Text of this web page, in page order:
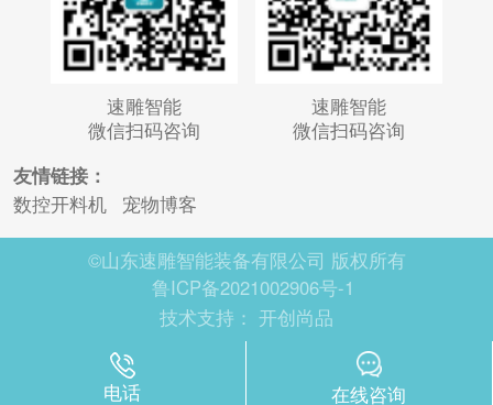
速雕智能
微信扫码咨询
速雕智能
微信扫码咨询
友情链接：
数控开料机
宠物博客
©山东速雕智能装备有限公司 版权所有
鲁ICP备2021002906号-1
技术支持： 开创尚品
电话 在线咨询